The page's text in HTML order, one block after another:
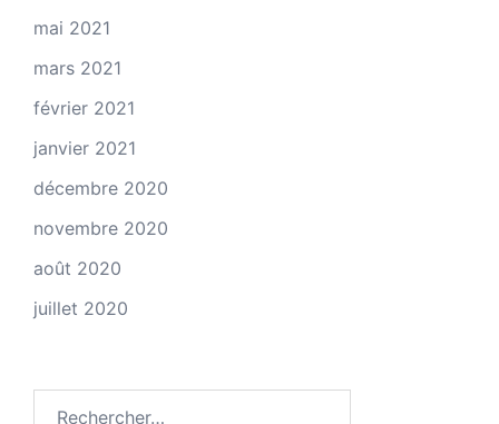
mai 2021
mars 2021
février 2021
janvier 2021
décembre 2020
novembre 2020
août 2020
juillet 2020